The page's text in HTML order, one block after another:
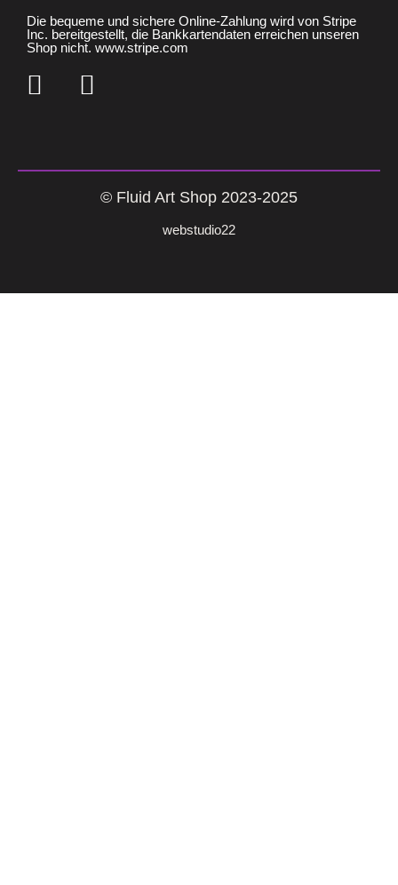
Die bequeme und sichere Online-Zahlung wird von Stripe
Inc. bereitgestellt, die Bankkartendaten erreichen unseren
Shop nicht. www.stripe.com
© Fluid Art Shop 2023-2025
webstudio22